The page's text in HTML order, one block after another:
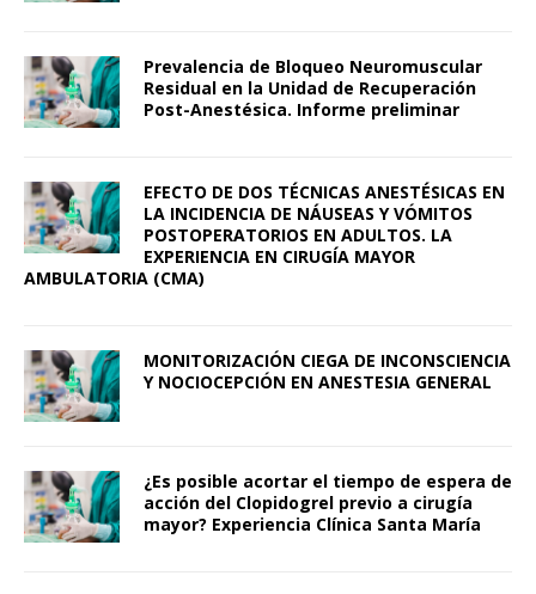
Prevalencia de Bloqueo Neuromuscular
Residual en la Unidad de Recuperación
Post-Anestésica. Informe preliminar
EFECTO DE DOS TÉCNICAS ANESTÉSICAS EN
LA INCIDENCIA DE NÁUSEAS Y VÓMITOS
POSTOPERATORIOS EN ADULTOS. LA
EXPERIENCIA EN CIRUGÍA MAYOR
AMBULATORIA (CMA)
MONITORIZACIÓN CIEGA DE INCONSCIENCIA
Y NOCIOCEPCIÓN EN ANESTESIA GENERAL
¿Es posible acortar el tiempo de espera de
acción del Clopidogrel previo a cirugía
mayor? Experiencia Clínica Santa María